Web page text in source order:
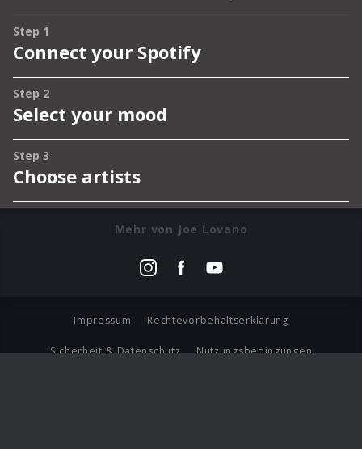
Mehr von Joe Lovano
Impressum Rechtevorbehaltserklärung
Sicherheit & Datenschutz Nutzungsbedingungen